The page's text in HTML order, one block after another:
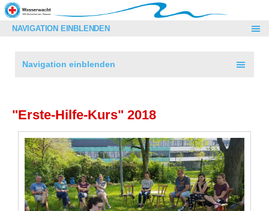
NAVIGATION EINBLENDEN
Navigation einblenden
"Erste-Hilfe-Kurs" 2018